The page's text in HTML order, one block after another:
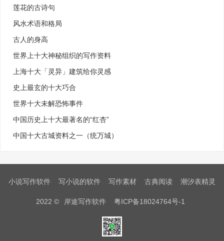
莲花的古诗句
风水术语和格局
古人的身高
世界上十大神秘组织的写作资料
上海十大「灵异」建筑给你灵感
史上最玄的十大巧合
世界十大未解恐怖事件
中国历史上十大最著名的“红杏”
中国十大古城资料之一（统万城）
小说写作软件 写小说的软件 写作素材 古典阅读 潮汐表精灵
2022 © 岸途写作软件 粤ICP备18024764号-1